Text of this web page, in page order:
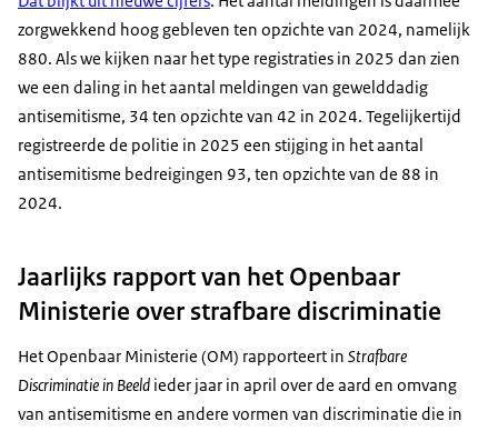
Voice-over:
Online…
Beeldbeschrijving:
Video over een Joodse herdenking met daaronder
gecensureerde haatberichten.
Beeldbeschrijving:
Silhouet van een persoon met een spraakwolk
Voice-over:
soms is het subtieler.
zorgwekkend hoog gebleven ten opzichte van 2024, namelijk
880. Als we kijken naar het type registraties in 2025 dan zien
we een daling in het aantal meldingen van gewelddadig
antisemitisme, 34 ten opzichte van 42 in 2024. Tegelijkertijd
registreerde de politie in 2025 een stijging in het aantal
antisemitisme bedreigingen 93, ten opzichte van de 88 in
2024.
Jaarlijks rapport van het Openbaar
Ministerie over strafbare discriminatie
Het Openbaar Ministerie (OM) rapporteert in Strafbare
Discriminatie in Beeld ieder jaar in april over de aard en omvang
van antisemitisme en andere vormen van discriminatie die in